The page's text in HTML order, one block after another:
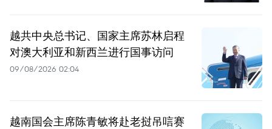
越共中央总书记、国家主席苏林启程
对澳大利亚和新西兰进行国事访问
09/08/2026 02:04
越南国会主席陈青敏将赴老挝吊唁赛